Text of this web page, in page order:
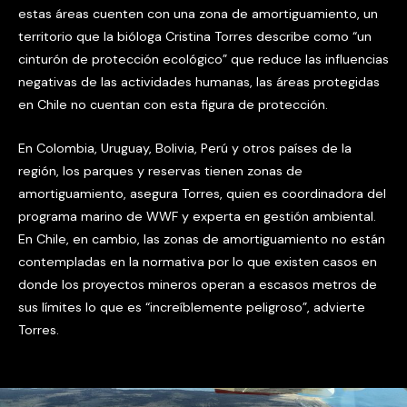
estas áreas cuenten con una zona de amortiguamiento, un
territorio que la bióloga Cristina Torres describe como “un
cinturón de protección ecológico” que reduce las influencias
negativas de las actividades humanas, las áreas protegidas
en Chile no cuentan con esta figura de protección.
En Colombia, Uruguay, Bolivia, Perú y otros países de la
región, los parques y reservas tienen zonas de
amortiguamiento, asegura Torres, quien es coordinadora del
programa marino de WWF y experta en gestión ambiental.
En Chile, en cambio, las zonas de amortiguamiento no están
contempladas en la normativa por lo que existen casos en
donde los proyectos mineros operan a escasos metros de
sus límites lo que es “increíblemente peligroso”, advierte
Torres.